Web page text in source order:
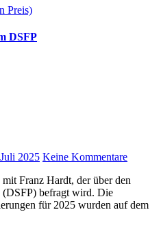
Preis)
DSFP
2025 Keine Kommentare
(DSFP) befragt wird. Die
für 2025 wurden auf dem